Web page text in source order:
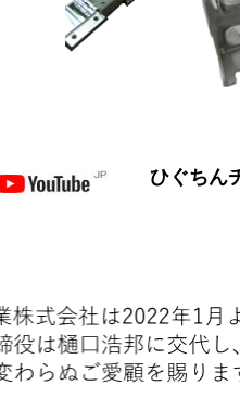
ひぐちん